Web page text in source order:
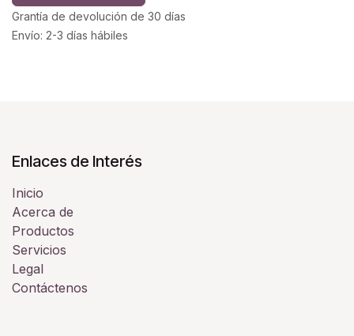
Grantía de devolución de 30 días
Envío: 2-3 días hábiles
Enlaces de Interés
Inicio
Acerca de
Productos
Servicios
Legal
Contáctenos